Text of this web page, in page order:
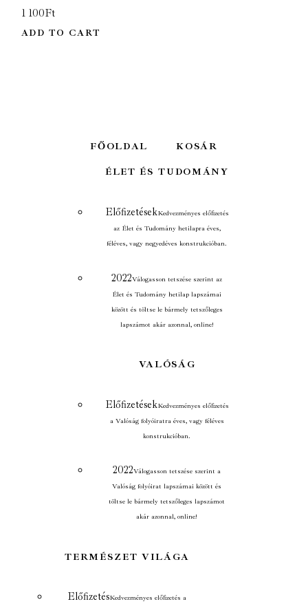
1 100Ft
ADD TO CART
FŐOLDAL KOSÁR
ÉLET ÉS TUDOMÁNY
ElőfizetésekKedvezményes előfizetés
az Élet és Tudomány hetilapra éves,
féléves, vagy negyedéves konstrukcióban.
2022Válogasson tetszése szerint az
Élet és Tudomány hetilap lapszámai
között és töltse le bármely tetszőleges
lapszámot akár azonnal, online!
VALÓSÁG
ElőfizetésekKedvezményes előfizetés
a Valóság folyóiratra éves, vagy féléves
konstrukcióban.
2022Válogasson tetszése szerint a
Valóság folyóirat lapszámai között és
töltse le bármely tetszőleges lapszámot
akár azonnal, online!
TERMÉSZET VILÁGA
ElőfizetésKedvezményes előfizetés a